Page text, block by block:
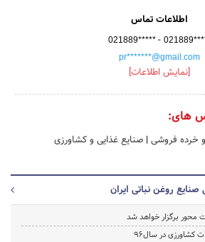
اطلاعات تماس
021889***** -
pr*******@gmail.com
[نمایش اطلاعات]
های:
خرده فروشی | صنایع غذایی و کشاورزی
روغن نباتی ایران
برگزار خواهد شد
کشاورزی در سال۹۶